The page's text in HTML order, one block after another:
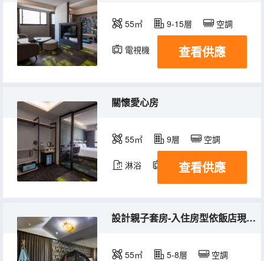
55㎡ 9-15層 空調
電視機 冰箱
查看供應
關懷愛心房
55㎡ 9層 空調
淋浴 電視機 冰箱
查看供應
設計親子套房-入住房型依飯店現場安排
55㎡ 5-8層 空調